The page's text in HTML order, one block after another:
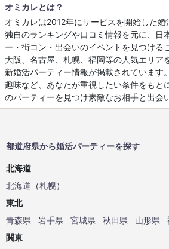
オミカレとは？
オミカレは2012年にサービスを開始した婚
独自のランキングや口コミ情報を元に、日
ー・街コン・出会いのイベントを見つける
大阪、名古屋、札幌、福岡等の人気エリア
新婚活パーティー情報が掲載されています
趣味など、あなたが重視したい条件をもと
のパーティーを見つけ素敵なお相手と出会
都道府県から婚活パーティーを探す
北海道
北海道 （札幌）
東北
青森県
岩手県 宮城県 秋田県 山形県
関東